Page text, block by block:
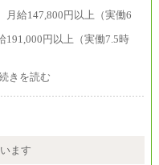
月給147,800円以上（実働6
以上（実働7.5時
（実働7.5時間）
（実働6時間）
時間）
37円
きを読む
ます